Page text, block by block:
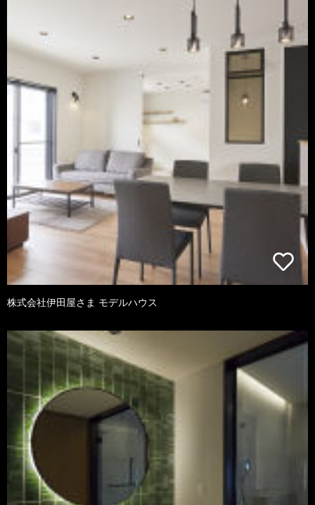
株式会社伊田屋さま モデルハウス